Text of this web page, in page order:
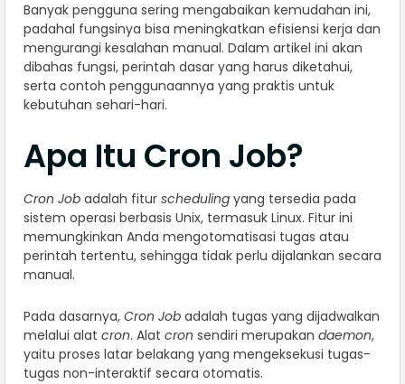
Banyak pengguna sering mengabaikan kemudahan ini,
padahal fungsinya bisa meningkatkan efisiensi kerja dan
mengurangi kesalahan manual. Dalam artikel ini akan
dibahas fungsi, perintah dasar yang harus diketahui,
serta contoh penggunaannya yang praktis untuk
kebutuhan sehari-hari.
Apa Itu Cron Job?
Cron Job adalah fitur scheduling yang tersedia pada
sistem operasi berbasis Unix, termasuk Linux. Fitur ini
memungkinkan Anda mengotomatisasi tugas atau
perintah tertentu, sehingga tidak perlu dijalankan secara
manual.
Pada dasarnya, Cron Job adalah tugas yang dijadwalkan
melalui alat cron. Alat cron sendiri merupakan daemon,
yaitu proses latar belakang yang mengeksekusi tugas-
tugas non-interaktif secara otomatis.